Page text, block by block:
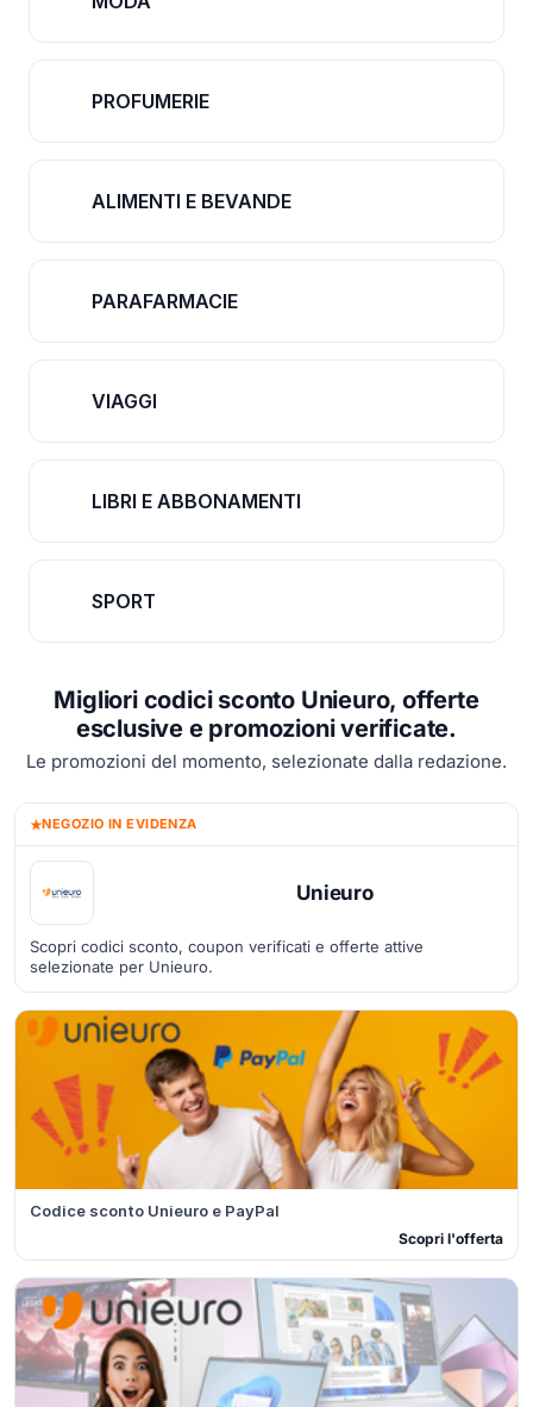
PROFUMERIE
ALIMENTI E BEVANDE
PARAFARMACIE
VIAGGI
LIBRI E ABBONAMENTI
SPORT
Migliori codici sconto Unieuro, offerte
esclusive e promozioni verificate.
Le promozioni del momento, selezionate dalla redazione.
NEGOZIO IN EVIDENZA
Unieuro
Scopri codici sconto, coupon verificati e offerte attive
selezionate per Unieuro.
Codice sconto Unieuro e PayPal
Scopri l'offerta